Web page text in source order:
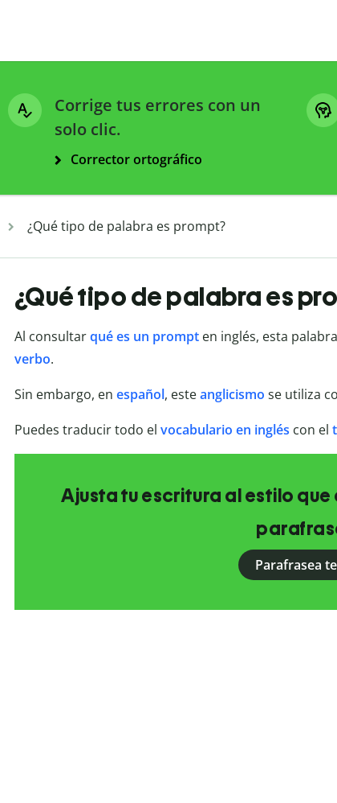
Corrige tus errores con un
solo clic.
Corrector ortográfico
¿Qué tipo de palabra es prompt?
¿Qué tipo de palabra es
Al consultarqué es un prompt en inglés, esta
verbo.
Sin embargo, en español, esteanglicismo se utiliza
Puedes traducir todo el vocabulario en inglés con el
Ajusta tu escritura al estilo
Parafrasea